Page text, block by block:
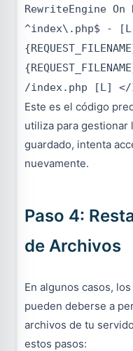
RewriteEngine
^index\.php$ - [L]
/index.php [L] </
Este es el código
utiliza para gestionar
guardado, intenta
nuevamente.
Paso 4:
de Archivos
En algunos casos,
pueden deberse a
archivos de tu
estos pasos: